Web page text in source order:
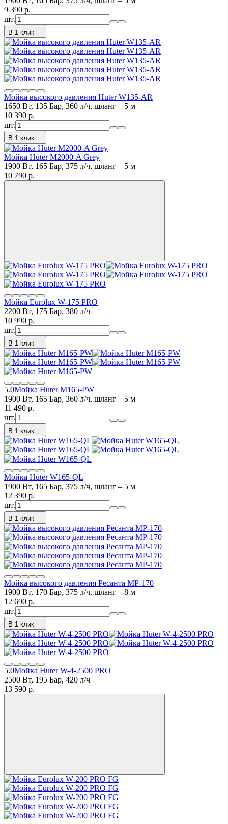
9 390 p.
шт.
В 1 клик
Мойка высокого давления Huter W135-AR
1650 Вт, 135 Бар, 360 л/ч, шланг – 5 м
10 390 p.
шт.
В 1 клик
Мойка Huter M2000-A Grey
1900 Вт, 165 Бар, 375 л/ч, шланг – 5 м
10 790 p.
Мойка Eurolux W-175 PRO
2200 Вт, 175 Бар, 380 л/ч
10 990 p.
шт.
В 1 клик
5.0Мойка Huter M165-PW
1900 Вт, 165 Бар, 360 л/ч, шланг – 5 м
11 490 p.
шт.
В 1 клик
Мойка Huter W165-QL
1900 Вт, 165 Бар, 375 л/ч, шланг – 5 м
12 390 p.
шт.
В 1 клик
Мойка высокого давления Ресанта МР-170
1900 Вт, 170 Бар, 375 л/ч, шланг – 8 м
12 690 p.
шт.
В 1 клик
5.0Мойка Huter W-4-2500 PRO
2500 Вт, 195 Бар, 420 л/ч
13 590 p.